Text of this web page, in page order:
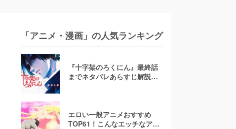
「アニメ・漫画」の人気ランキング
『十字架のろくにん』最終話
までネタバレあらすじ解説！
エロい一般アニメおすすめ
TOP61！こんなエッチなアニ